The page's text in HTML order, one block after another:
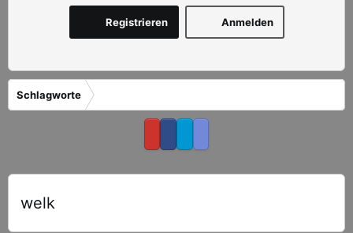
Anmelden
Registrieren
Schlagworte
welk